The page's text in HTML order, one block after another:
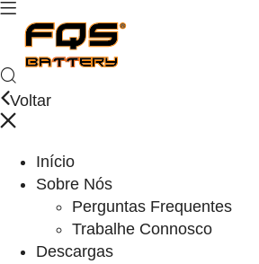
Voltar
Início
Sobre Nós
Perguntas Frequentes
Trabalhe Connosco
Descargas